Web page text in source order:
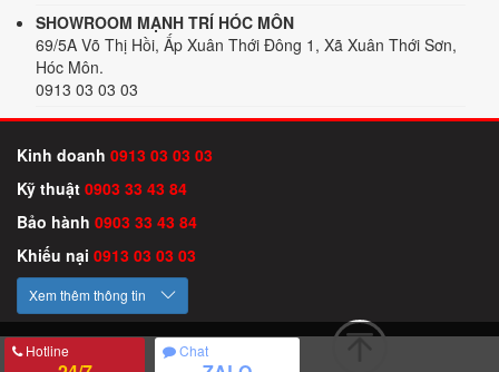
SHOWROOM MẠNH TRÍ HÓC MÔN
69/5A Võ Thị Hồi, Ấp Xuân Thới Đông 1, Xã Xuân Thới Sơn,
Hóc Môn.
0913 03 03 03
Kinh doanh 0913 03 03 03
Kỹ thuật 0903 33 43 84
Bảo hành 0903 33 43 84
Khiếu nại 0913 03 03 03
Xem thêm thông tin
Hotline Chat